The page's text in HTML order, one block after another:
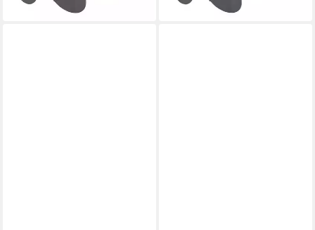
in 4-5 Werktagen bei dir in 4-5 Werktagen bei dir